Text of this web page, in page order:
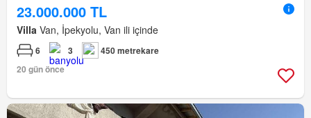
23.000.000 TL
Villa Van, İpekyolu, Van ili içinde
6 3
450 metrekare
20 gün önce